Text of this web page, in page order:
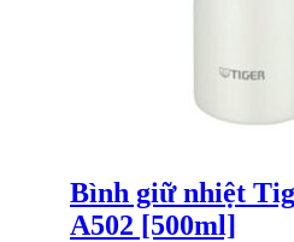
Bình giữ nhiệt
A502 [500ml]